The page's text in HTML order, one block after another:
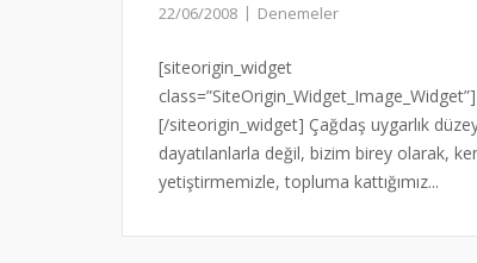
22/06/2008 Denemeler
[siteorigin_widget
class=”SiteOrigin_Widget_Image_Widget”]
[/siteorigin_widget] Çağdaş uygarlık
dayatılanlarla değil, bizim birey olarak,
yetiştirmemizle, topluma kattığımız...